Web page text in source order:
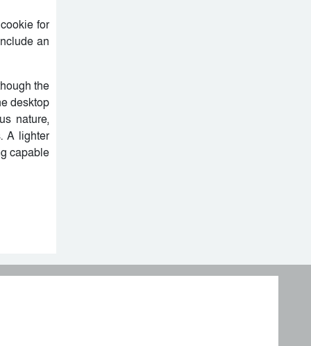
for
an
the
desktop
nature,
A lighter
capable